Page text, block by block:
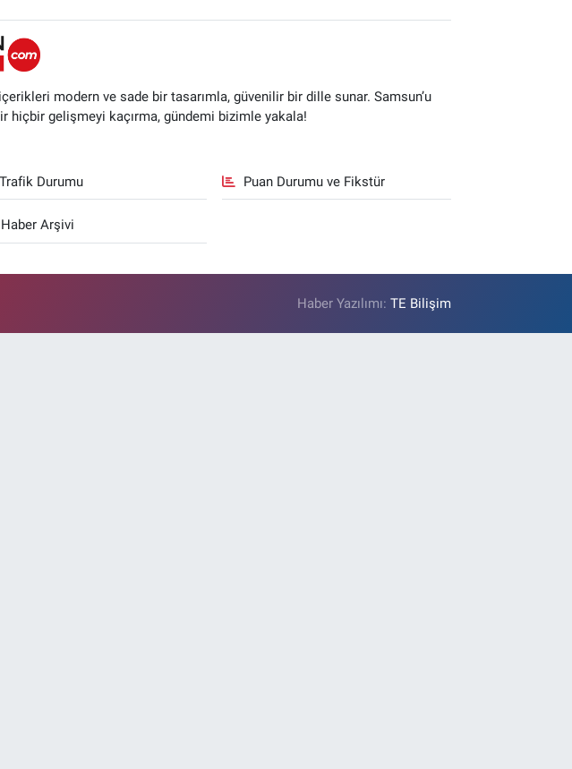
modern ve sade bir tasarımla, güvenilir bir dille sunar. Samsun’u
hiçbir gelişmeyi kaçırma, gündemi bizimle yakala!
Trafik Durumu Puan Durumu ve Fikstür
Haber Arşivi
Haber Yazılımı:TE Bilişim